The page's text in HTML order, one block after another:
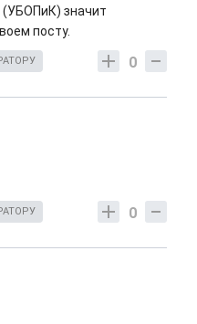
(УБОПиК) значит
посту.
0
0